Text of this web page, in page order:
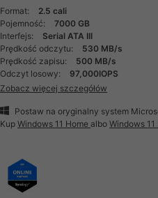
Format:
2.5 cali
Pojemność:
7000 GB
Interfejs:
Serial ATA III
Prędkość odczytu:
530 MB/s
Prędkość zapisu:
500 MB/s
Odczyt losowy:
97,000IOPS
Zobacz więcej szczegółów
Postaw na oryginalny system
KupWindows 11 HomealboWindows 11